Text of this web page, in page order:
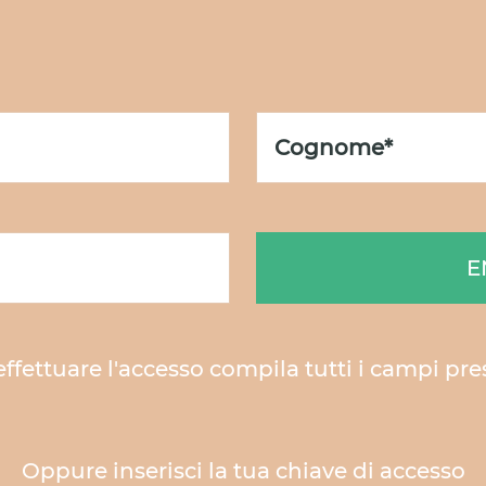
l'accesso compila tutti i campi
Oppure inserisci la tua chiave di accesso